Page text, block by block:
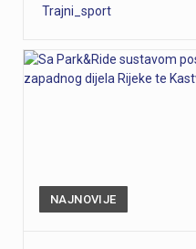
Trajni_sport
NAJNOVIJE